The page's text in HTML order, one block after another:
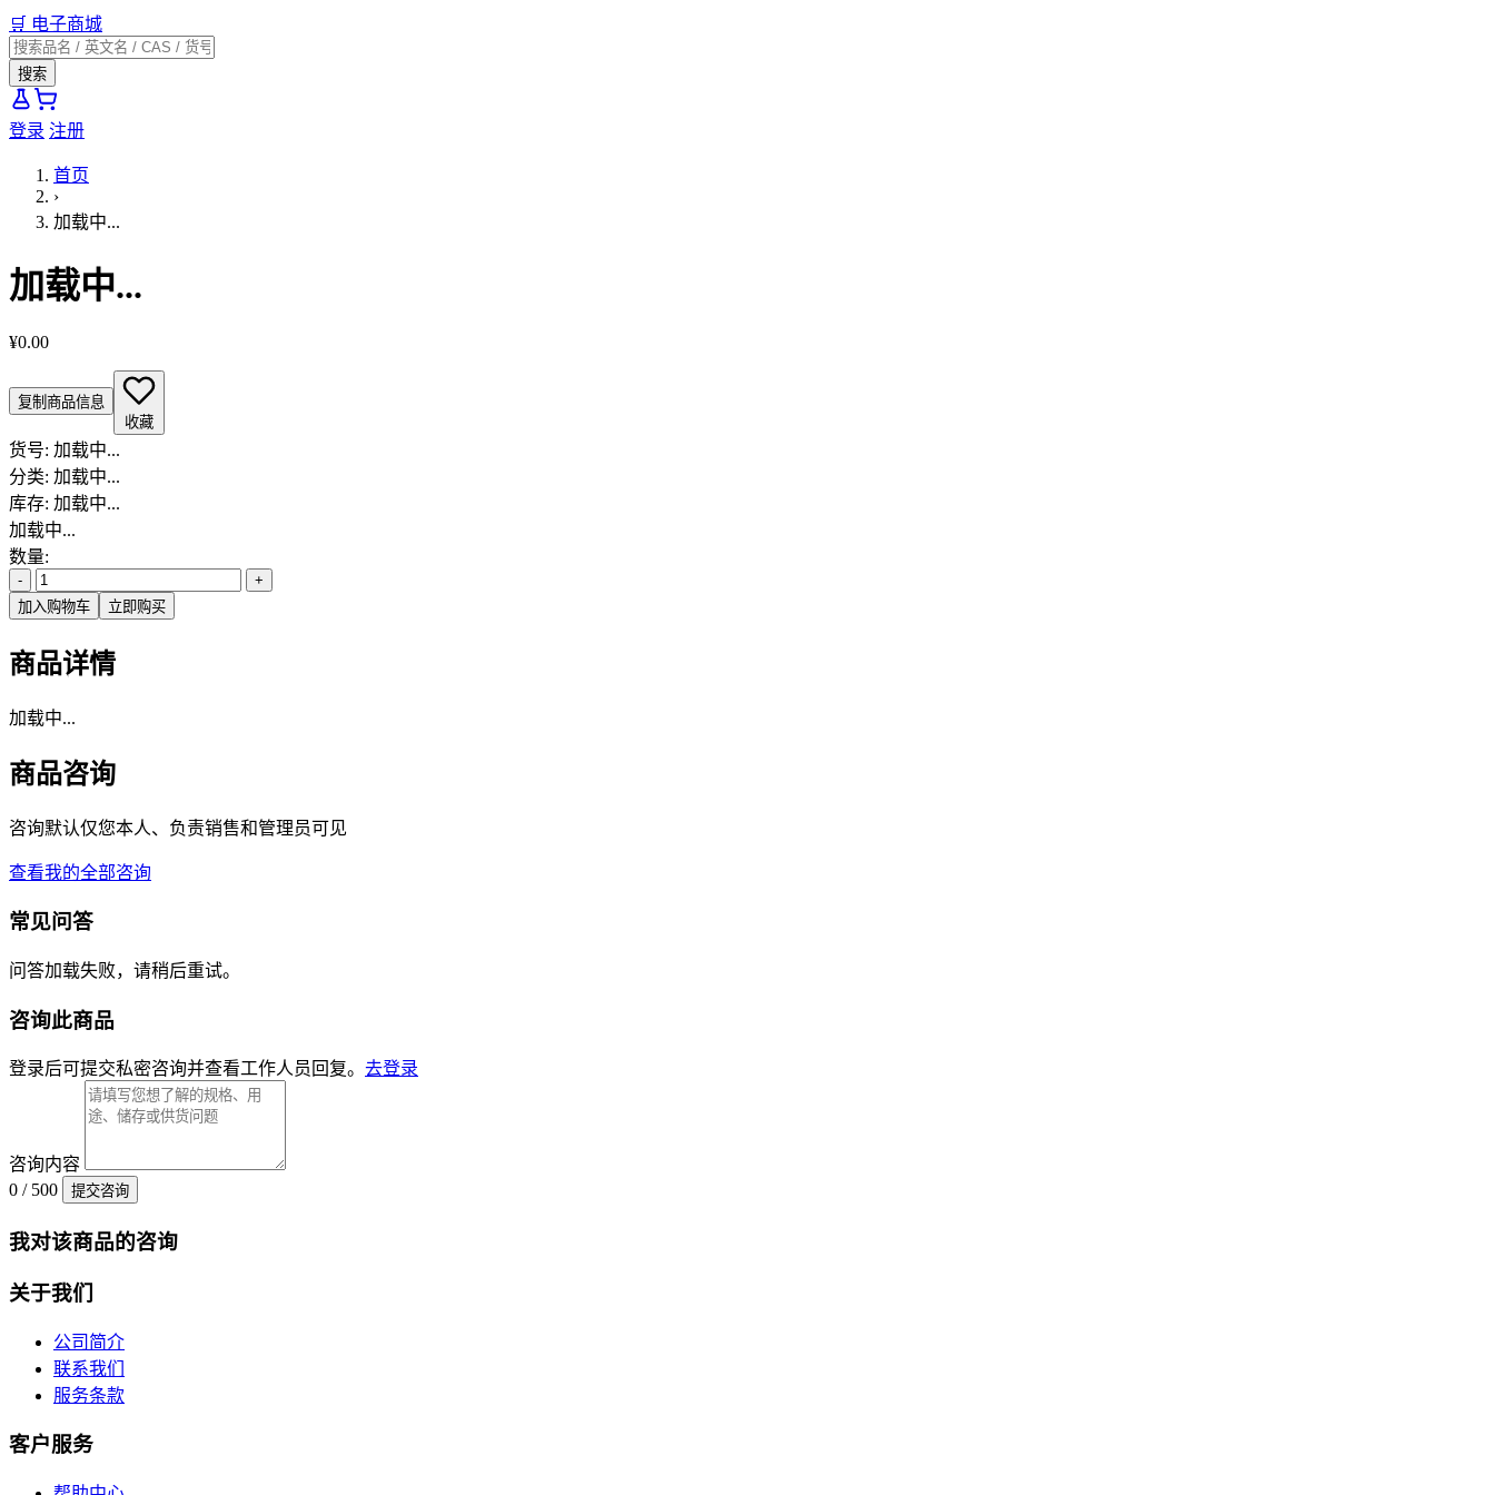
🛒 电子商城
搜索
登录 注册
首页
›
加载中...
加载中...
¥0.00
复制商品信息
收藏
货号: 加载中...
分类: 加载中...
库存: 加载中...
加载中...
数量:
-
+
加入购物车
立即购买
商品详情
加载中...
商品咨询
咨询默认仅您本人、负责销售和管理员可见
查看我的全部咨询
常见问答
问答加载失败，请稍后重试。
咨询此商品
登录后可提交私密咨询并查看工作人员回复。 去登录
咨询内容
0 / 500
提交咨询
我对该商品的咨询
关于我们
公司简介
联系我们
服务条款
客户服务